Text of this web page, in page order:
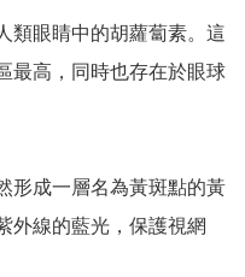
類眼睛中的胡蘿蔔素。這
最高，同時也存在於眼球
形成一層名為黃斑點的黃
外線的藍光，保護視網